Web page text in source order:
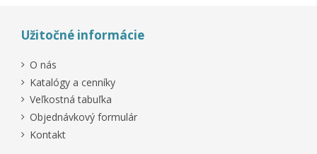
Užitočné informácie
O nás
Katalógy a cenníky
Veľkostná tabuľka
Objednávkový formulár
Kontakt